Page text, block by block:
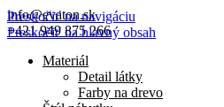
Preskočiť na navigáciu
Preskočiť na hlavný obsah
info@evaton.sk
+421 949 875 266
Materiál
Detail látky
Farby na drevo